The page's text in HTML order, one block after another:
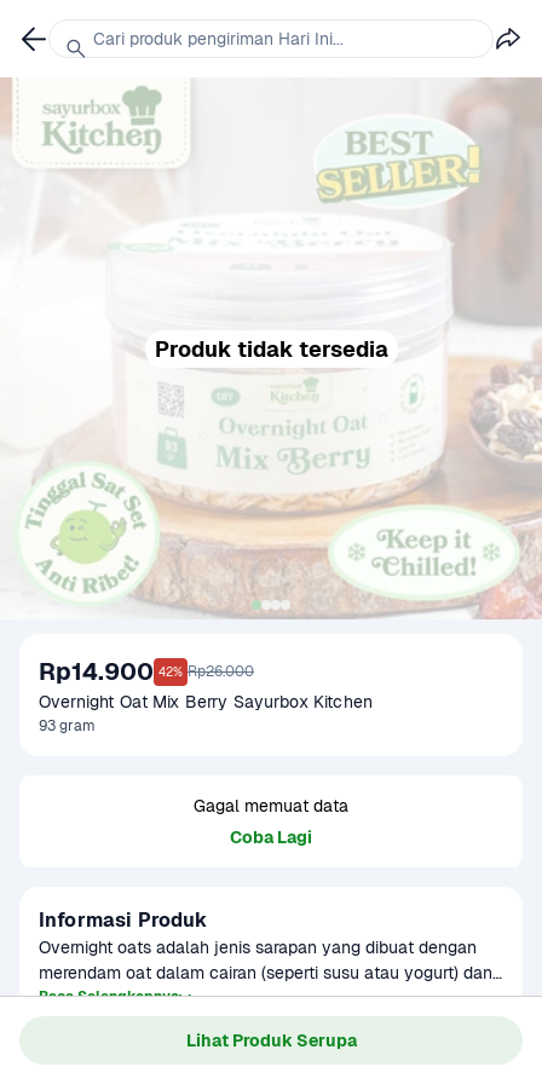
Lihat Produk Serupa
Produk tidak tersedia
Rp14.900 42% Rp26.000
Overnight Oat Mix Berry Sayurbox Kitchen
93 gram
Gagal memuat data
Coba Lagi
Informasi Produk
Overnight oats adalah jenis sarapan yang dibuat dengan
merendam oat dalam cairan (seperti susu atau yogurt) dan
dibiarkan semalaman dalam lemari es sebelum dimakan.
DIY Overnight Oat Mix Berry ini berisi bahan-bahan sebagai
Baca Selengkapnya
Kategori
Sarapan
7 Hari
Cari produk pengiriman Hari Ini...